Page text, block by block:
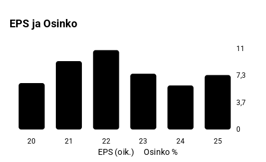
EPS ja Osinko
11
7,3
3,7
0
20 21 22 23 24 25
EPS (oik.) Osinko %